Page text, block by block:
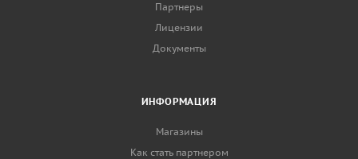
Партнеры
Лицензии
Документы
ИНФОРМАЦИЯ
Магазины
Как стать партнером